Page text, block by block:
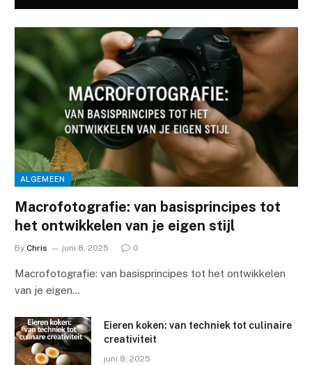
ALGEMEEN
Macrofotografie: van basisprincipes tot
het ontwikkelen van je eigen stijl
By Chris juni 8, 2025 0
Macrofotografie: van basisprincipes tot het ontwikkelen
van je eigen…
Eieren koken: van techniek tot culinaire
creativiteit
juni 8, 2025